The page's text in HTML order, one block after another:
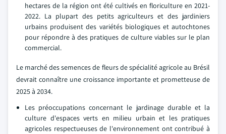
hectares de la région ont été cultivés en floriculture en 2021-
2022. La plupart des petits agriculteurs et des jardiniers
urbains produisent des variétés biologiques et autochtones
pour répondre à des pratiques de culture viables sur le plan
commercial.
Le marché des semences de fleurs de spécialité agricole au Brésil
devrait connaître une croissance importante et prometteuse de
2025 à 2034.
Les préoccupations concernant le jardinage durable et la
culture d'espaces verts en milieu urbain et les pratiques
agricoles respectueuses de l'environnement ont contribué à